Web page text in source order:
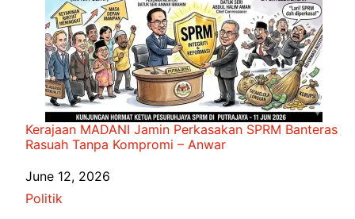
Kerajaan MADANI Jamin Perkasakan SPRM Banteras
Rasuah Tanpa Kompromi – Anwar
Date
June 12, 2026
In relation to
Politik